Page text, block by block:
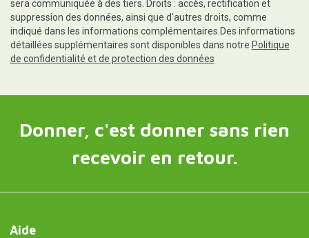
sera communiquée à des tiers. Droits : accès, rectification et
suppression des données, ainsi que d'autres droits, comme
indiqué dans les informations complémentaires.Des informations
détaillées supplémentaires sont disponibles dans notre Politique
de confidentialité et de protection des données
Donner, c'est donner sans rien
recevoir en retour.
Aide